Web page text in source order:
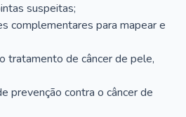
suspeitas;
complementares para mapear e
tratamento de câncer de pele,
prevenção contra o câncer de